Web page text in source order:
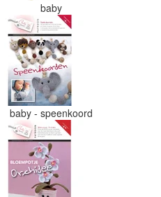
baby
baby - speenkoord